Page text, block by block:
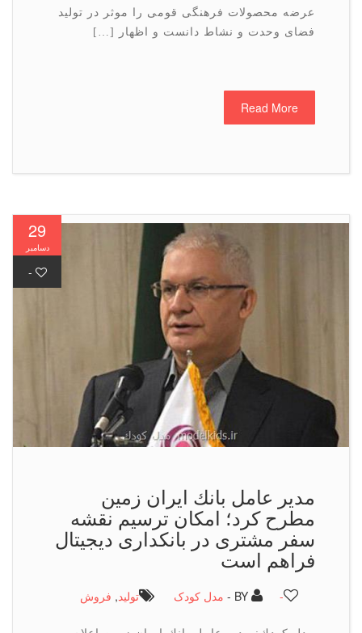
عرضه محصولات فرهنگی قومی را موثر در تولید
فضای وحدت و نشاط دانست و اظهار […]
Read More
29
مدیر عامل بانك ایران زمین
مطرح كرد؛ امكان ترسیم نقشه
سفر مشتری در بانكداری دیجیتال
فراهم است
BY - مدل کودک تولید ,فروش